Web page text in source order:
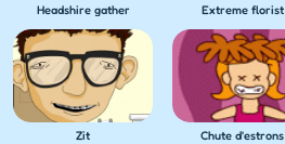
Headshire gather Extreme florist
Zit Chute d'estrons